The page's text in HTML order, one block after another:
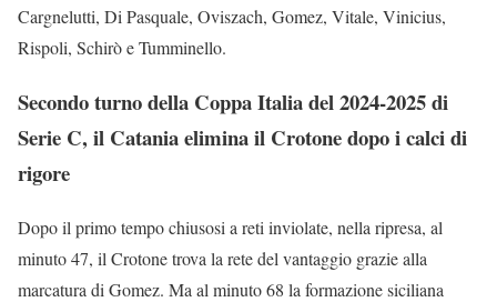
Cargnelutti, Di Pasquale, Oviszach, Gomez, Vitale, Vinicius,
Rispoli, Schirò e Tumminello.
Secondo turno della Coppa Italia del 2024-2025 di
Serie C, il Catania elimina il Crotone dopo i calci di
rigore
Dopo il primo tempo chiusosi a reti inviolate, nella ripresa, al
minuto 47, il Crotone trova la rete del vantaggio grazie alla
marcatura di Gomez. Ma al minuto 68 la formazione siciliana